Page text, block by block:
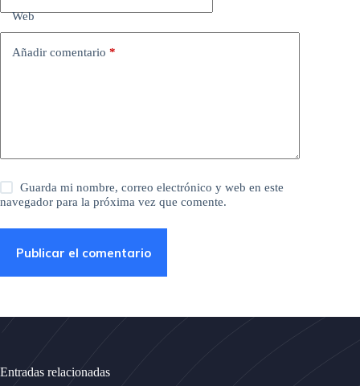
Web
Añadir comentario *
Guarda mi nombre, correo electrónico y web en este
navegador para la próxima vez que comente.
Publicar el comentario
Entradas relacionadas